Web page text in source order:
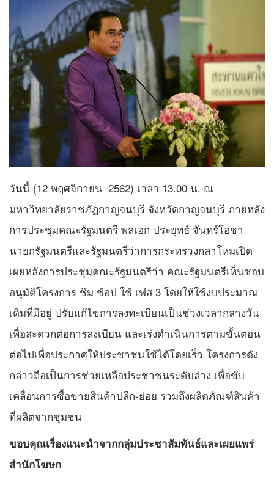
วันนี้ (12 พฤศจิกายน 2562) เวลา 13.00 น. ณ
มหาวิทยาลัยราชภัฏกาญจนบุรี จังหวัดกาญจนบุรี ภายหลัง
การประชุมคณะรัฐมนตรี พลเอก ประยุทธ์ จันทร์โอชา
นายกรัฐมนตรีและรัฐมนตรีว่าการกระทรวงกลาโหมเปิด
เผยหลังการประชุมคณะรัฐมนตรีว่า คณะรัฐมนตรีเห็นชอบ
อนุมัติโครงการ ชิม ช้อป ใช้ เฟส 3 โดยให้ใช้งบประมาณ
เดิมที่มีอยู่ ปรับแก้ไขการลงทะเบียนเป็นช่วงเวลากลางวัน
เพื่อสะดวกต่อการลงเบียน และเร่งดำเนินการตามขั้นตอน
ต่อไปเพื่อประกาศให้ประชาชนใช้ได้โดยเร็ว โครงการดัง
กล่าวถือเป็นการช่วยเหลือประชาชนระดับล่าง เพื่อขับ
เคลื่อนการซื้อขายสินค้าปลีก-ย่อย รวมถึงผลิตภัณฑ์สินค้า
ที่ผลิตจากชุมชน
ขอบคุณเรื่องแนะนำจากกลุ่มประชาสัมพันธ์และเผยแพร่
สำนักโฆษก